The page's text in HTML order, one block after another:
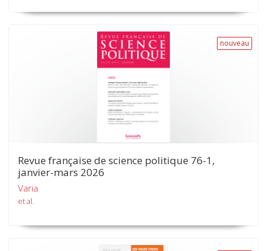
nouveau
Revue française de science politique 76-1,
janvier-mars 2026
Varia
et al.